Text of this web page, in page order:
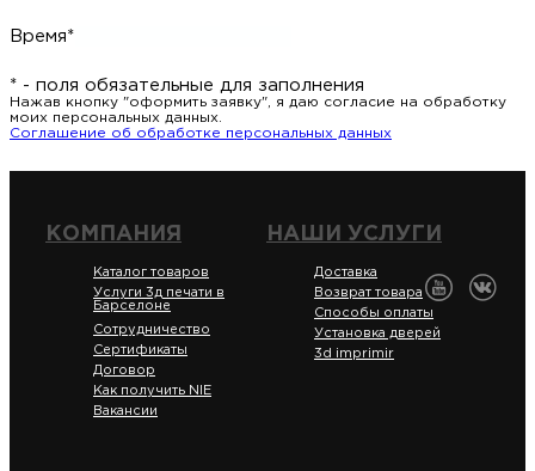
Время*
* - поля обязательные для заполнения
Нажав кнопку "оформить заявку", я даю согласие на обработку
моих персональных данных.
Соглашение об обработке персональных данных
КОМПАНИЯ
Каталог товаров
Услуги 3д печати в
Барселоне
Сотрудничество
Сертификаты
Договор
Как получить NIE
Вакансии
НАШИ УСЛУГИ
Доставка
Возврат товара
Способы оплаты
Установка дверей
3d imprimir